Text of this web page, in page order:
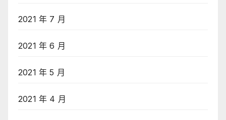
2021 年 7 月
2021 年 6 月
2021 年 5 月
2021 年 4 月